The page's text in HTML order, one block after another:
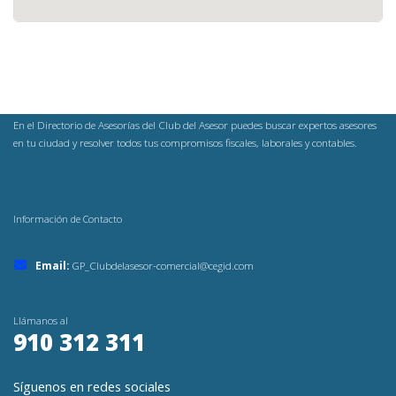
En el Directorio de Asesorías del Club del Asesor puedes buscar expertos asesores
en tu ciudad y resolver todos tus compromisos fiscales, laborales y contables.
Información de Contacto
Email: GP_Clubdelasesor-comercial@cegid.com
Llámanos al
910 312 311
Síguenos en redes sociales